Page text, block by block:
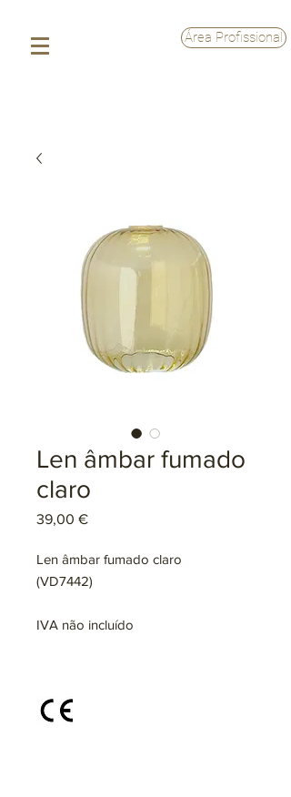
Área Profissional
Len âmbar fumado
claro
39,00 €Preço
Len âmbar fumado claro
(VD7442)
IVA não incluído